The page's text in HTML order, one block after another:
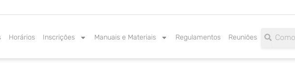
Horários Inscrições Manuais e Materiais Regulamentos Reuniões
SearchSearch